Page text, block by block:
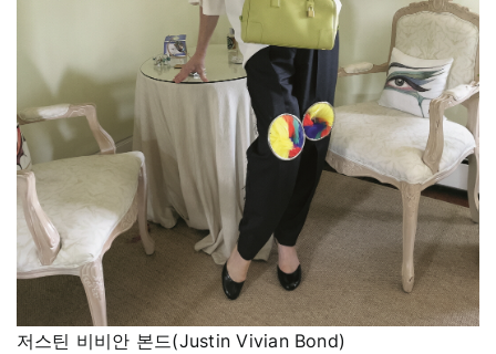
저스틴 비비안 본드(Justin Vivian Bond)